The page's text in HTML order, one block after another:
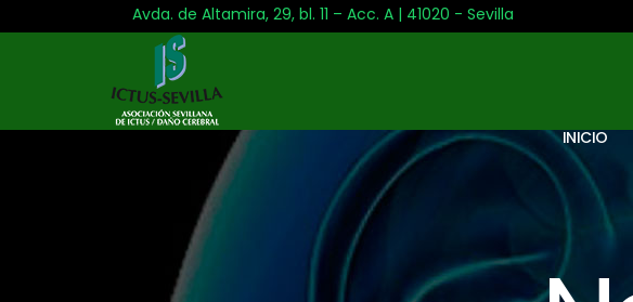
Avda. de Altamira, 29, bl. 11 – Acc. A | 41020 - Sevilla
INICIO